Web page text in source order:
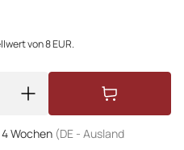
von 8 EUR.
Wochen (DE - Ausland